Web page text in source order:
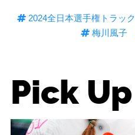
2024全日本選手権トラック
梅川風子
Pick Up